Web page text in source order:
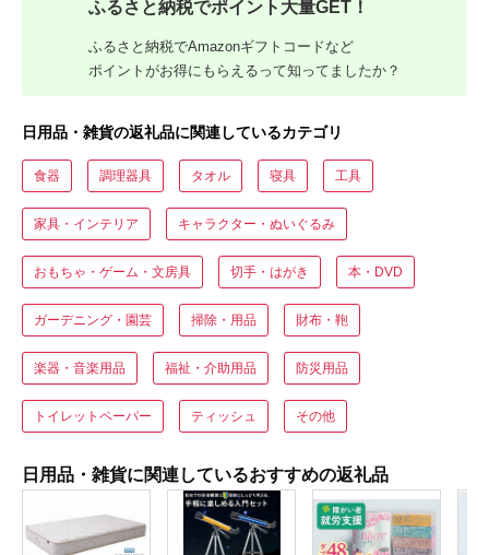
ふるさと納税でポイント大量GET！
ふるさと納税でAmazonギフトコードなど
ポイントがお得にもらえるって知ってましたか？
日用品・雑貨の返礼品に関連しているカテゴリ
食器 調理器具 タオル 寝具 工具
家具・インテリア キャラクター・ぬいぐるみ
おもちゃ・ゲーム・文房具 切手・はがき 本・DVD
ガーデニング・園芸 掃除・用品 財布・鞄
楽器・音楽用品 福祉・介助用品 防災用品
トイレットペーパー ティッシュ その他
日用品・雑貨に関連しているおすすめの返礼品